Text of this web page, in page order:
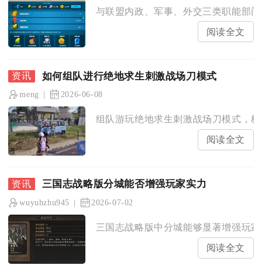
与联盟内政、军事、外交三类职能部
阅读全文
如何组队进行绝地求生刺激战场刀模式
meng 2026-06-08
组队游玩绝地求生刺激战场刀模式，
阅读全文
三国志战略版分城能否增强玩家实力
wuyuhzhu945 2026-07-02
三国志战略版中分城能够显著增强玩
阅读全文